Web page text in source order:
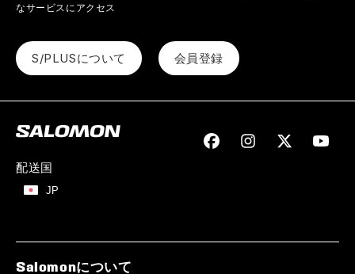
なサービスにアクセス
S/PLUSについて 会員登録
配送国
JP
FacebookInstagramTwitter
Salomonについて